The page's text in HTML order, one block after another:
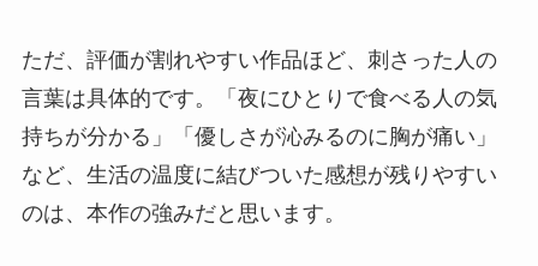
ただ、評価が割れやすい作品ほど、刺さった人の
言葉は具体的です。「夜にひとりで食べる人の気
持ちが分かる」「優しさが沁みるのに胸が痛い」
など、生活の温度に結びついた感想が残りやすい
のは、本作の強みだと思います。